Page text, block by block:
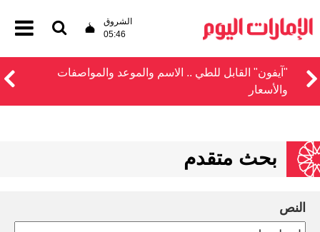
الشروق
05:46
"آيفون" القابل للطي .. الاسم والموعد والمواصفات
والأسعار
بحث متقدم
النص